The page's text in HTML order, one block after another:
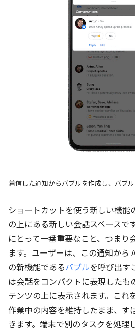
着信した通知からバブルを作成し、バブ
ショートカットを使う新しい機能
の上にある新しい会話スペースで
にとって一番重要なこと、つまり
ます。ユーザーは、この通知から
の新機能であるバブルを呼び出す
は会話をコンパクトに表現したも
テンツの上に表示されます。これ
作業中の内容を維持したまま、す
きます。端末で別のタスクを処理